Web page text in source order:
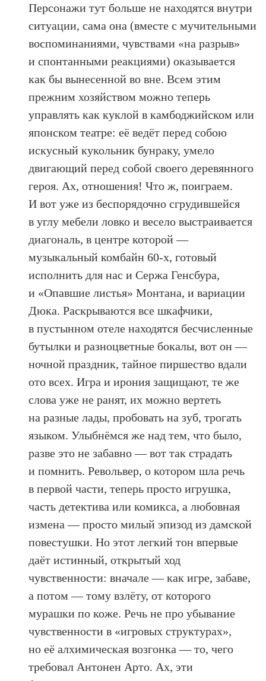
Персонажи тут больше не находятся внутри
ситуации, сама она (вместе с мучительными
воспоминаниями, чувствами «на разрыв»
и спонтанными реакциями) оказывается
как бы вынесенной во вне. Всем этим
прежним хозяйством можно теперь
управлять как куклой в камбоджийском или
японском театре: её ведёт перед собою
искусный кукольник бунраку, умело
двигающий перед собой своего деревянного
героя. Ах, отношения! Что ж, поиграем.
И вот уже из беспорядочно сгрудившейся
в углу мебели ловко и весело выстраивается
диагональ, в центре которой —
музыкальный комбайн 60-х, готовый
исполнить для нас и Сержа Генсбура,
и «Опавшие листья» Монтана, и вариации
Дюка. Раскрываются все шкафчики,
в пустынном отеле находятся бесчисленные
бутылки и разноцветные бокалы, вот он —
ночной праздник, тайное пиршество вдали
ото всех. Игра и ирония защищают, те же
слова уже не ранят, их можно вертеть
на разные лады, пробовать на зуб, трогать
языком. Улыбнёмся же над тем, что было,
разве это не забавно — вот так страдать
и помнить. Револьвер, о котором шла речь
в первой части, теперь просто игрушка,
часть детектива или комикса, а любовная
измена — просто милый эпизод из дамской
повестушки. Но этот легкий тон впервые
даёт истинный, открытый ход
чувственности: вначале — как игре, забаве,
а потом — тому взлёту, от которого
мурашки по коже. Речь не про убывание
чувственности в «игровых структурах»,
но её алхимическая возгонка — то, чего
требовал Антонен Арто. Ах, эти